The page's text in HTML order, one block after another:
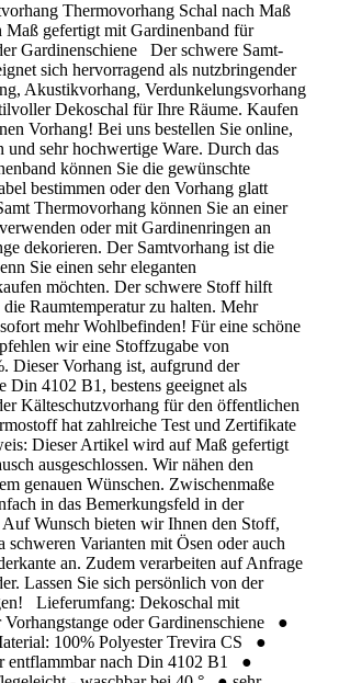
Thermovorhang Schal nach Maß
Maß gefertigt mit Gardinenband für
Gardinenschiene Der schwere Samt-
sich hervorragend als nutzbringender
Akustikvorhang, Verdunkelungsvorhang
Dekoschal für Ihre Räume. Kaufen
Vorhang! Bei uns bestellen Sie online,
und sehr hochwertige Ware. Durch das
können Sie die gewünschte
bestimmen oder den Vorhang glatt
Thermovorhang können Sie an einer
oder mit Gardinenringen an
dekorieren. Der Samtvorhang ist die
Sie einen sehr eleganten
möchten. Der schwere Stoff hilft
Raumtemperatur zu halten. Mehr
mehr Wohlbefinden! Für eine schöne
wir eine Stoffzugabe von
Dieser Vorhang ist, aufgrund der
Din 4102 B1, bestens geeignet als
Kälteschutzvorhang für den öffentlichen
hat zahlreiche Test und Zertifikate
Dieser Artikel wird auf Maß gefertigt
ausgeschlossen. Wir nähen den
genauen Wünschen. Zwischenmaße
in das Bemerkungsfeld in der
Wunsch bieten wir Ihnen den Stoff,
schweren Varianten mit Ösen oder auch
an. Zudem verarbeiten auf Anfrage
Lassen Sie sich persönlich von der
Lieferumfang: Dekoschal mit
Vorhangstange oder Gardinenschiene ●
100% Polyester Trevira CS ●
entflammbar nach Din 4102 B1 ●